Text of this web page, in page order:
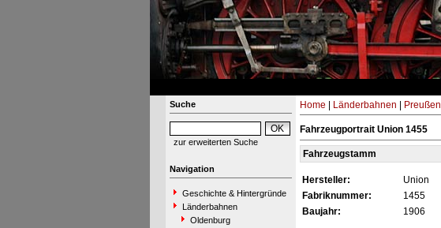
Suche
zur erweiterten Suche
Navigation
Geschichte & Hintergründe
Länderbahnen
Oldenburg
Home Länderbahnen Preußen
Fahrzeugportrait Union 1455
Fahrzeugstamm
Hersteller: Union
Fabriknummer:
1455
Baujahr:
1906